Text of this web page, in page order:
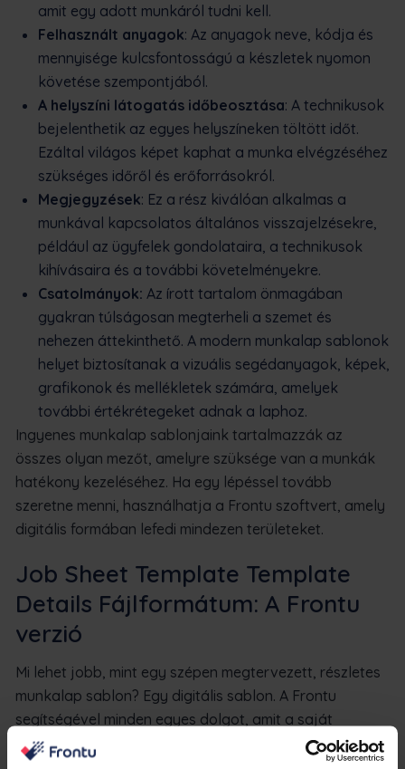
amit egy adott munkáról tudni kell.
Felhasznált anyagok: Az anyagok neve, kódja és
mennyisége kulcsfontosságú a készletek nyomon
követése szempontjából.
A helyszíni látogatás időbeosztása: A technikusok
bejelenthetik az egyes helyszíneken töltött időt.
Ezáltal világos képet kaphat a munka elvégzéséhez
szükséges időről és erőforrásokról.
Megjegyzések: Ez a rész kiválóan alkalmas a
munkával kapcsolatos általános visszajelzésekre,
például az ügyfelek gondolataira, a technikusok
kihívásaira és a további követelményekre.
Csatolmányok: Az írott tartalom önmagában
gyakran túlságosan megterheli a szemet és
nehezen áttekinthető. A modern munkalap sablonok
helyet biztosítanak a vizuális segédanyagok, képek,
grafikonok és mellékletek számára, amelyek
további értékrétegeket adnak a laphoz.
Ingyenes munkalap sablonjaink tartalmazzák az
összes olyan mezőt, amelyre szüksége van a munkák
hatékony kezeléséhez. Ha egy lépéssel tovább
szeretne menni, használhatja a Frontu szoftvert, amely
digitális formában lefedi mindezen területeket.
Job Sheet Template Template
Details Fájlformátum: A Frontu
verzió
Mi lehet jobb, mint egy szépen megtervezett, részletes
munkalap sablon? Egy digitális sablon. A Frontu
segítségével minden egyes dolgot, amit a saját
munkalapjától szeretne, digitális formában kapja meg,